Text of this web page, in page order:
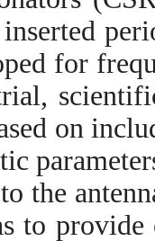
inserted
for
on
the
to